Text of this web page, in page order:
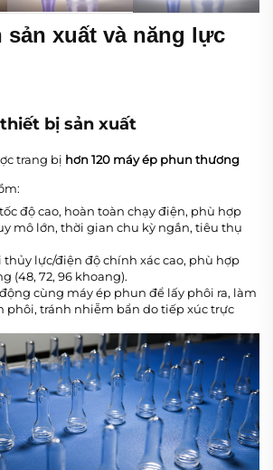
sản xuất và năng lực
bị sản xuất
trang bị hơn 120 máy ép phun thương
tốc độ cao, hoàn toàn chạy điện, phù hợp
mô lớn, thời gian chu kỳ ngắn, tiêu thụ
thủy lực/điện độ chính xác cao, phù hợp
(48, 72, 96 khoang).
cùng máy ép phun để lấy phôi ra, làm
phôi, tránh nhiễm bẩn do tiếp xúc trực